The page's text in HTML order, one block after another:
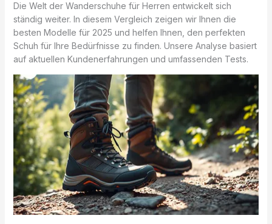
Die Welt der Wanderschuhe für Herren entwickelt sich
ständig weiter. In diesem Vergleich zeigen wir Ihnen die
besten Modelle für 2025 und helfen Ihnen, den perfekten
Schuh für Ihre Bedürfnisse zu finden. Unsere Analyse basiert
auf aktuellen Kundenerfahrungen und umfassenden Tests.